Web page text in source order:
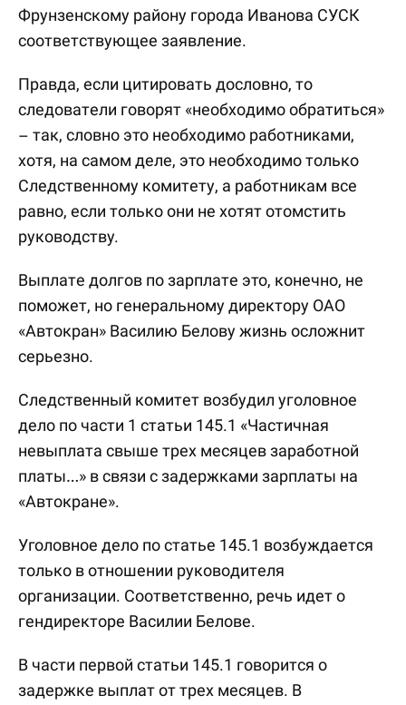
Фрунзенскому району города Иванова СУСК
соответствующее заявление.
Правда, если цитировать дословно, то
следователи говорят «необходимо обратиться»
– так, словно это необходимо работниками,
хотя, на самом деле, это необходимо только
Следственному комитету, а работникам все
равно, если только они не хотят отомстить
руководству.
Выплате долгов по зарплате это, конечно, не
поможет, но генеральному директору ОАО
«Автокран» Василию Белову жизнь осложнит
серьезно.
Следственный комитет возбудил уголовное
дело по части 1 статьи 145.1 «Частичная
невыплата свыше трех месяцев заработной
платы…» в связи с задержками зарплаты на
«Автокране».
Уголовное дело по статье 145.1 возбуждается
только в отношении руководителя
организации. Соответственно, речь идет о
гендиректоре Василии Белове.
В части первой статьи 145.1 говорится о
задержке выплат от трех месяцев. В